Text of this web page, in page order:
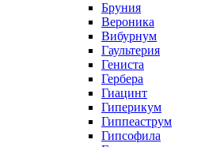
Бруния
Вероника
Вибурнум
Гаультерия
Гениста
Гербера
Гиацинт
Гиперикум
Гиппеаструм
Гипсофила